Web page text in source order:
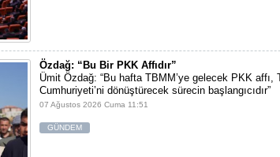
Özdağ: “Bu Bir PKK Affıdır”
Ümit Özdağ: “Bu hafta TBMM’ye gelecek PKK affı,
Cumhuriyeti’ni dönüştürecek sürecin başlangıcıdır”
07 Ağustos 2026 Cuma 11:51
GÜNDEM